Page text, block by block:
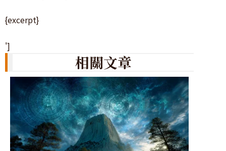
{excerpt}
']
相關文章